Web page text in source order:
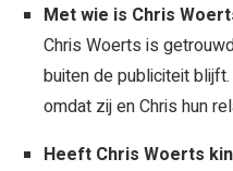
Met wie is Chris
Chris Woerts is
buiten de publiciteit
omdat zij en Chris hun
Heeft Chris Woerts